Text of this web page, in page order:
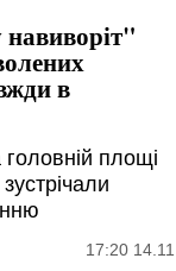
в
площі
17:20 14.11